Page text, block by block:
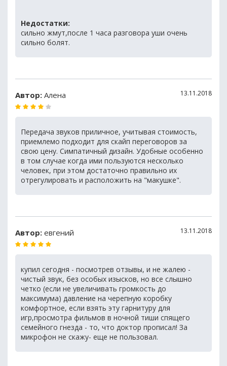
Недостатки:
сильно жмут,после 1 часа разговора уши очень
сильно болят.
Автор: Алена 13.11.2018
Передача звуков приличное, учитывая стоимость,
приемлемо подходит для скайп переговоров за
свою цену. Симпатичный дизайн. Удобные особенно
в том случае когда ими пользуются несколько
человек, при этом достаточно правильно их
отрегулировать и расположить на "макушке".
Автор: евгений 13.11.2018
купил сегодня - посмотрев отзывы, и не жалею -
чистый звук, без особых изысков, но все слышно
четко (если не увеличивать громкость до
максимума) давление на черепную коробку
комфортное, если взять эту гарнитуру для
игр,просмотра фильмов в ночной тиши спящего
семейного гнезда - то, что доктор прописал! За
микрофон не скажу- еще не пользовал.